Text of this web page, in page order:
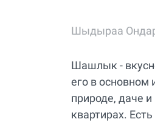
Шыдыраа
Шашлык -
его в основном
природе, даче
квартирах.